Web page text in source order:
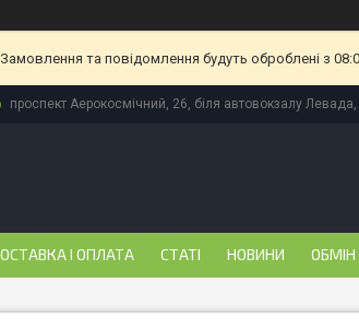
та повідомлення будуть оброблені з
проспект Аерокосмічний, 26, біля автовокзалу Левада,
І ОПЛАТА СТАТІ НОВИНИ